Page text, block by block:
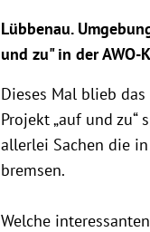
Lübbenau.
und zu" in der AWO-
Dieses Mal blieb
Projekt „auf und
allerlei Sachen die
bremsen.
Welche